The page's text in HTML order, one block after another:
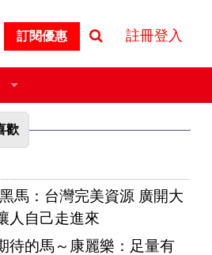
訂閱優惠 註冊登入
歡
：台灣完美資源 廣開大
人自己走進來
待的馬～康麗樂：足量有